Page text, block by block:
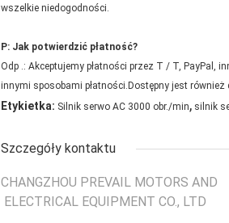
wszelkie niedogodności.
P: Jak potwierdzić płatność?
Odp .: Akceptujemy płatności przez T / T, PayPal,
innymi sposobami płatności.Dostępny jest również
Etykietka: Silnik serwo AC 3000 obr./min, silnik
Szczegóły kontaktu
CHANGZHOU PREVAIL MOTORS AND
ELECTRICAL EQUIPMENT CO., LTD